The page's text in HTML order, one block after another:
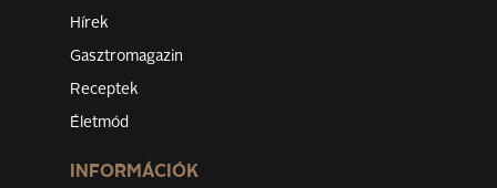
Hírek
Gasztromagazin
Receptek
Életmód
INFORMÁCIÓK